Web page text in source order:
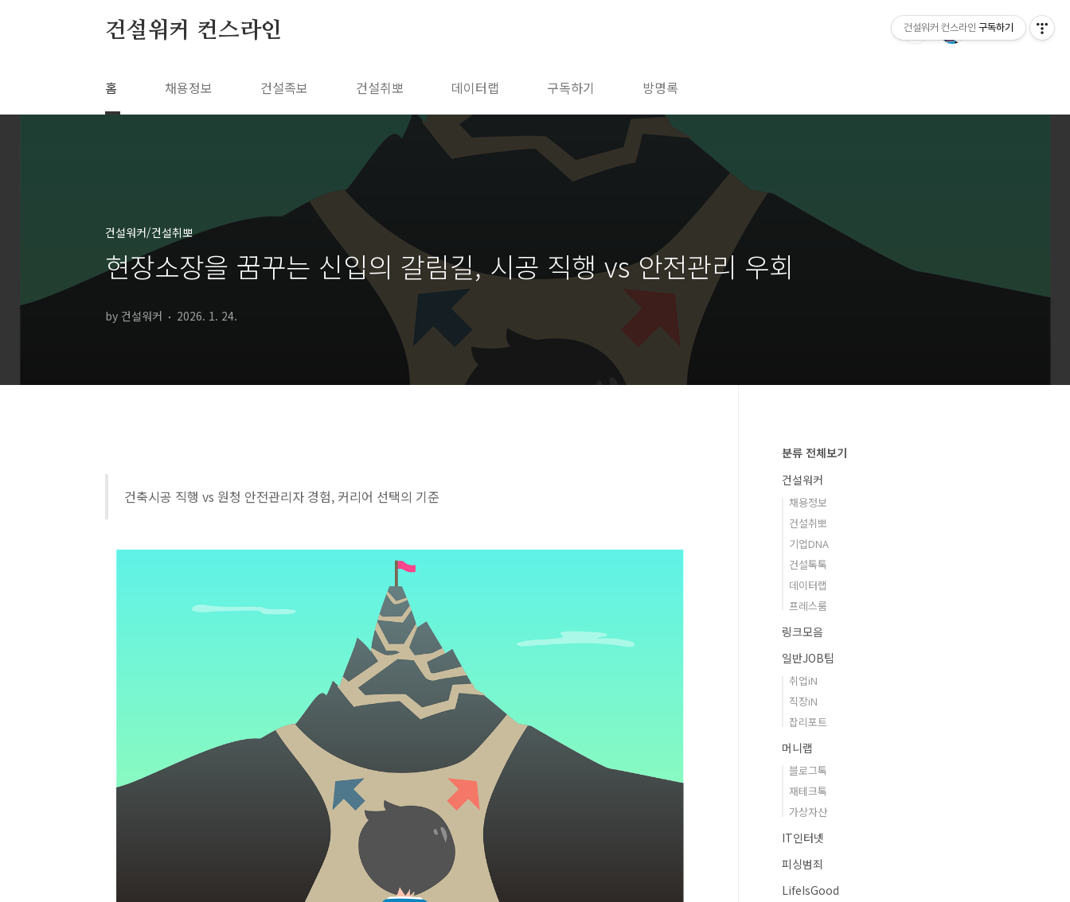
건설워커 컨스라인
홈 채용정보 건설족보 건설취뽀 데이터랩 구독하기 방명록
건설워커/건설취뽀
현장소장을 꿈꾸는 신입의 갈림길, 시공 직행 vs 안전관리 우회
by 건설워커 2026. 1. 24.
건축시공 직행 vs 원청 안전관리자 경험, 커리어 선택의 기준
분류 전체보기
건설워커
채용정보
건설취뽀
기업DNA
건설톡톡
데이터랩
프레스룸
링크모음
일반JOB팁
취업iN
직장iN
잡리포트
머니랩
블로그톡
재테크톡
가상자산
IT인터넷
피싱범죄
LifeIsGood
건설워커 컨스라인 구독하기